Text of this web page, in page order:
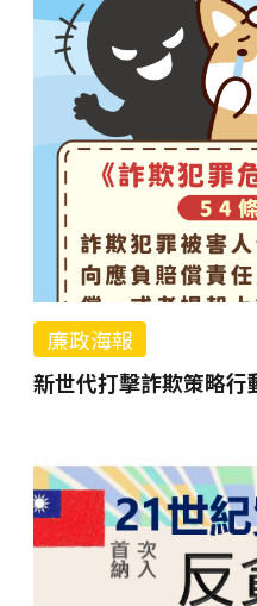
廉政海報
新世代打擊詐欺策略行